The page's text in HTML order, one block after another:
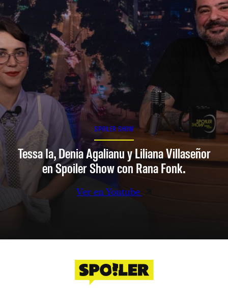
SPOILER SHOW
Tessa Ia, Denia Agalianu y Liliana Villaseñor
en Spoiler Show con Rana Fonk.
Ver en Youtube